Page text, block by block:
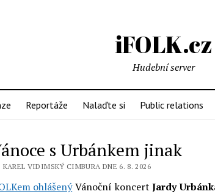
iFOLK.cz
Hudební server
Reportáže Nalaďte si Public relations
s Urbánkem jinak
KAREL VIDIMSKÝ CIMBURA DNE 6. 8. 2026
ohlášenýVánoční koncertJardy